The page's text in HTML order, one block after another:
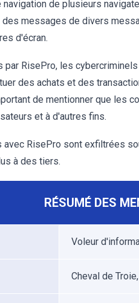
de plusieurs
messages de divers
d'écran.
RisePro, les
des achats et des
de mentionner que les
et à d'autres fins.
RisePro sont exfiltrées
à des tiers.
RÉSUMÉ DES
Voleur
Cheval de